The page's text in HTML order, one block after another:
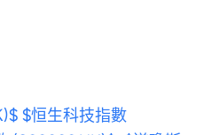
$恒生科技指數